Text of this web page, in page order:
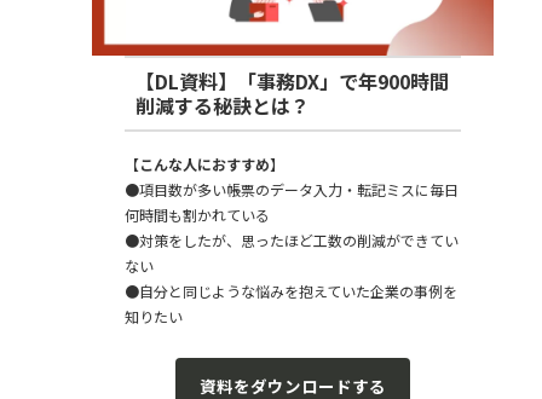
【DL資料】「事務DX」で年900時間
削減する秘訣とは？
【こんな人におすすめ】
●項目数が多い帳票のデータ入力・転記ミスに毎日
何時間も割かれている
●対策をしたが、思ったほど工数の削減ができてい
ない
●自分と同じような悩みを抱えていた企業の事例を
知りたい
資料をダウンロードする